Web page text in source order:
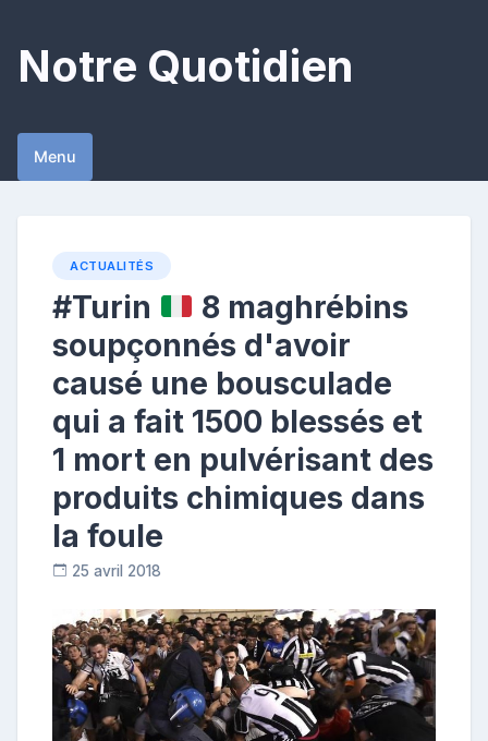
content
Notre Quotidien
Menu
ACTUALITÉS
#Turin
8 maghrébins
soupçonnés d'avoir
causé une bousculade
qui a fait 1500 blessés et
1 mort en pulvérisant des
produits chimiques dans
la foule
25 avril 2018
o
n
t
r
i
b